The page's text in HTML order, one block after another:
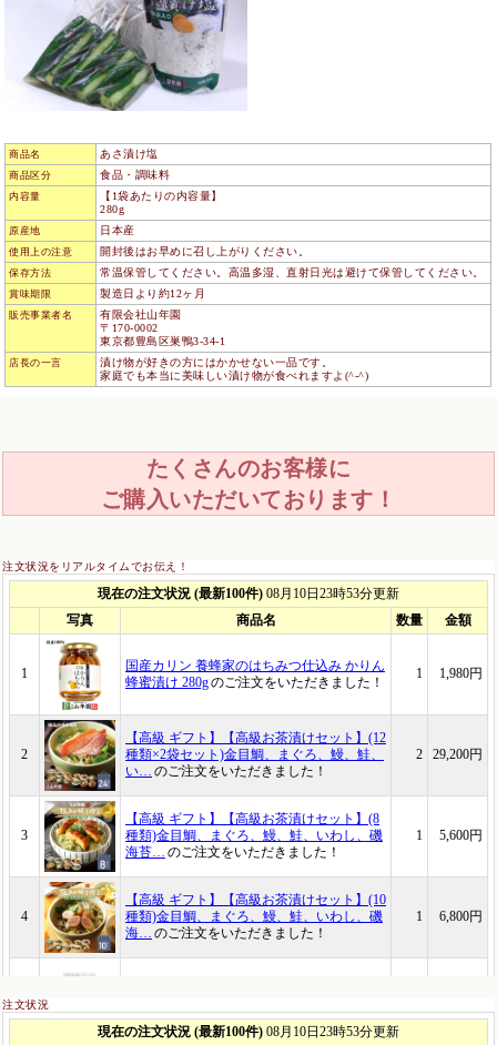
商品名 あさ漬け塩
商品区分 食品・調味料
内容量
【1袋あたりの内容量】
280g
原産地 日本産
使用上の注意 開封後はお早めに召し上がりください。
保存方法 常温保管してください。高温多湿、直射日光は避けて保管してください。
賞味期限 製造日より約12ヶ月
販売事業者名
有限会社山年園
〒170-0002
東京都豊島区巣鴨3-34-1
店長の一言
漬け物が好きの方にはかかせない一品です。
家庭でも本当に美味しい漬け物が食べれますよ(^-^)
たくさんのお客様に
ご購入いただいております！
注文状況をリアルタイムでお伝え！
注文状況